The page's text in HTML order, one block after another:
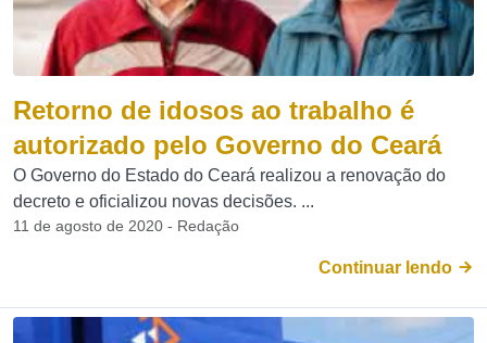
Retorno de idosos ao trabalho é
autorizado pelo Governo do Ceará
O Governo do Estado do Ceará realizou a renovação do
decreto e oficializou novas decisões. ...
11 de agosto de 2020 - Redação
Continuar lendo